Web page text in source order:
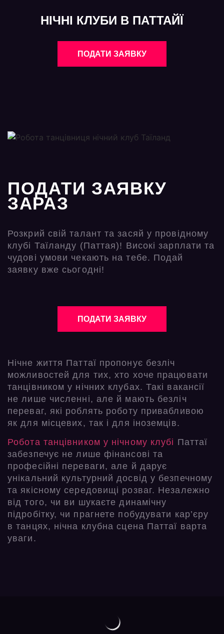
НІЧНІ КЛУБИ В ПАТТАЙЇ
ПОДАТИ ЗАЯВКУ
ПОДАТИ ЗАЯВКУ
ЗАРАЗ
Розкрий свій талант та засяй у провідному
клубі Таїланду (Паттая)! Високі зарплати та
чудові умови чекають на тебе. Подай
заявку вже сьогодні!
ПОДАТИ ЗАЯВКУ
Нічне життя Паттаї пропонує безліч
можливостей для тих, хто хоче працювати
танцівником у нічних клубах. Такі вакансії
не лише численні, але й мають безліч
переваг, які роблять роботу привабливою
як для місцевих, так і для іноземців.
Робота танцівником у нічному клубі Паттаї
забезпечує не лише фінансові та
професійні переваги, але й дарує
унікальний культурний досвід у безпечному
та якісному середовищі розваг. Незалежно
від того, чи ви шукаєте динамічну
підробітку, чи прагнете побудувати кар’єру
в танцях, нічна клубна сцена Паттаї варта
уваги.